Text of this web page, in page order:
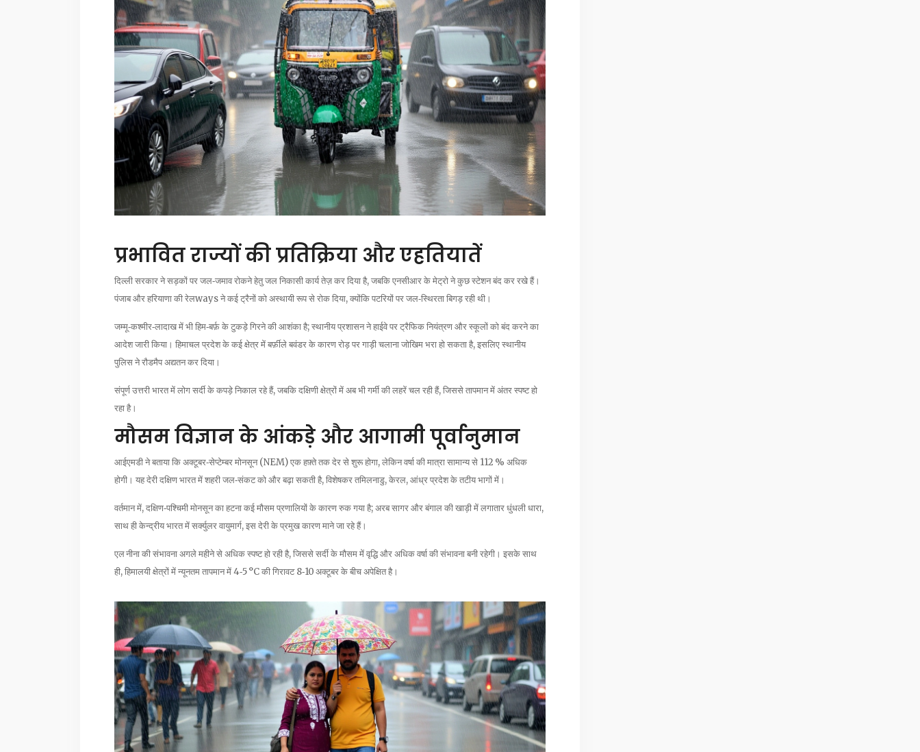
प्रभावित राज्यों की प्रतिक्रिया और एहतियातें
दिल्ली सरकार ने सड़कों पर जल‑जमाव रोकने हेतु जल निकासी कार्य तेज़ कर दिया है, जबकि एनसीआर के मेट्रो ने कुछ स्टेशन बंद कर रखे हैं।
पंजाब और हरियाणा की रेलways ने कई ट्रैनों को अस्थायी रूप से रोक दिया, क्योंकि पटरियों पर जल‑स्थिरता बिगड़ रही थी।
जम्मू‑कश्मीर‑लादाख में भी हिम‑बर्फ़ के टुकड़े गिरने की आशंका है; स्थानीय प्रशासन ने हाईवे पर ट्रैफिक नियंत्रण और स्कूलों को बंद करने का
आदेश जारी किया। हिमाचल प्रदेश के कई क्षेत्र में बर्फ़ीले बवंडर के कारण रोड़ पर गाड़ी चलाना जोखिम भरा हो सकता है, इसलिए स्थानीय
पुलिस ने रौडमैप अद्यतन कर दिया।
संपूर्ण उत्तरी भारत में लोग सर्दी के कपड़े निकाल रहे हैं, जबकि दक्षिणी क्षेत्रों में अब भी गर्मी की लहरें चल रही हैं, जिससे तापमान में अंतर स्पष्ट हो
रहा है।
मौसम विज्ञान के आंकड़े और आगामी पूर्वानुमान
आईएमडी ने बताया कि अक्टूबर‑सेप्टेम्बर मोनसून (NEM) एक हफ़्ते तक देर से शुरू होगा, लेकिन वर्षा की मात्रा सामान्य से 112 % अधिक
होगी। यह देरी दक्षिण भारत में शहरी जल‑संकट को और बढ़ा सकती है, विशेषकर तमिलनाडु, केरल, आंध्र प्रदेश के तटीय भागों में।
वर्तमान में, दक्षिण‑पश्चिमी मोनसून का हटना कई मौसम प्रणालियों के कारण रुक गया है; अरब सागर और बंगाल की खाड़ी में लगातार धुंधली धारा,
साथ ही केन्द्रीय भारत में सर्क्युलर वायुमार्ग, इस देरी के प्रमुख कारण माने जा रहे हैं।
एल नीना की संभावना अगले महीने से अधिक स्पष्ट हो रही है, जिससे सर्दी के मौसम में वृद्धि और अधिक वर्षा की संभावना बनी रहेगी। इसके साथ
ही, हिमालयी क्षेत्रों में न्यूनतम तापमान में 4‑5 °C की गिरावट 8‑10 अक्टूबर के बीच अपेक्षित है।